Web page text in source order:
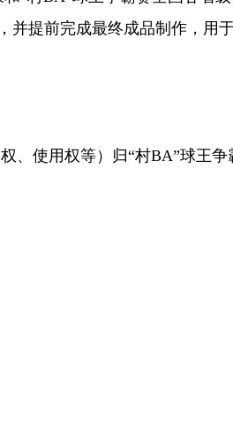
并提前完成最终成品制作，用
使用权等）归“村BA”球王争